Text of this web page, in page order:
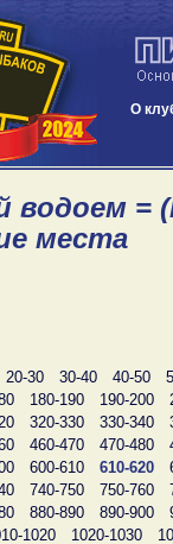
О
водоем =
места
20-30 30-40 40-50
180-190 190-200
320-330 330-340
460-470 470-480
600-610 610-620
740-750 750-760
880-890 890-900
1020 1020-1030